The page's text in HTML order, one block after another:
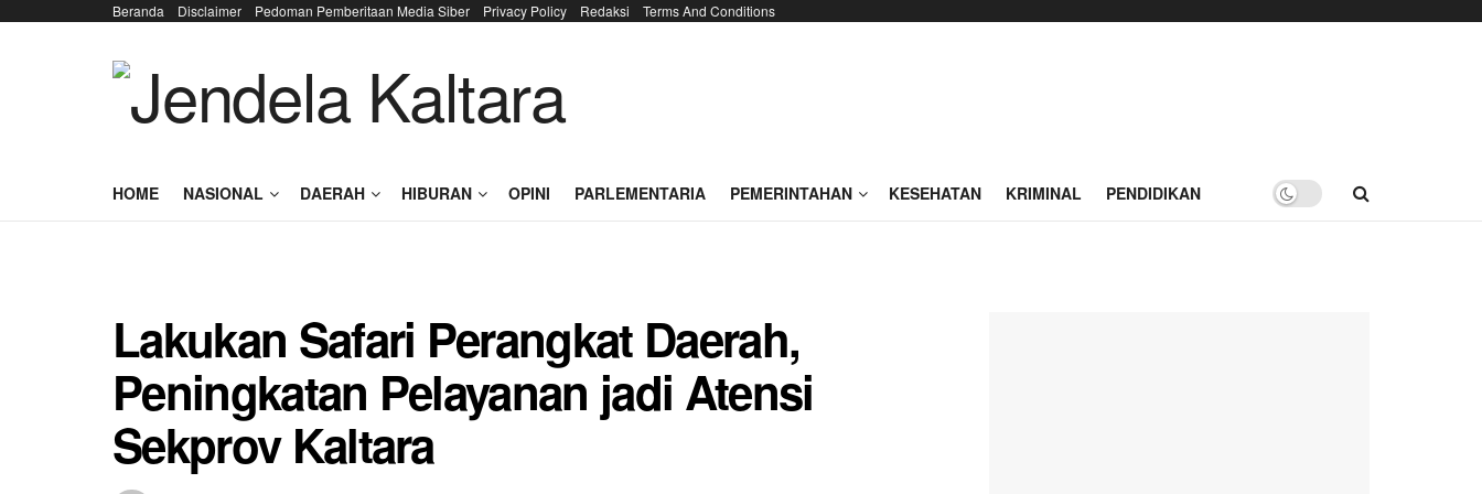
Beranda Disclaimer Pedoman Pemberitaan Media Siber Privacy Policy Redaksi Terms And Conditions
HOME NASIONAL DAERAH HIBURAN OPINI PARLEMENTARIA PEMERINTAHAN KESEHATAN KRIMINAL PENDIDIKAN
Lakukan Safari Perangkat Daerah,
Peningkatan Pelayanan jadi Atensi
Sekprov Kaltara